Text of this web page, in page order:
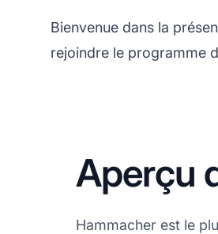
Bienvenue dans la
rejoindre le programme
Aperçu
Hammacher est le